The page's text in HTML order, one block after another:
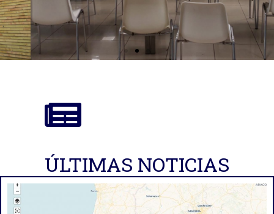
Oficina de Proyectos de
ÚLTIMAS NOTICIAS